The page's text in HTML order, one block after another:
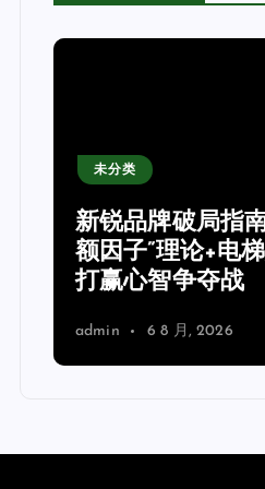
未分类
新锐品牌破局指
额因子”理论+电
打赢心智争夺战
admin 6 8 月, 2026